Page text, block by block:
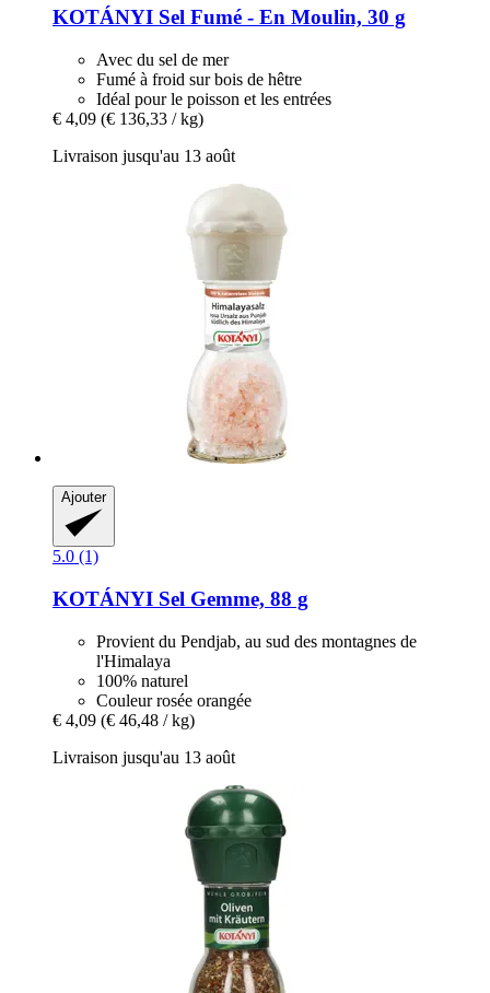
KOTÁNYI Sel Fumé -​ En Moulin, 30 g
Avec du sel de mer
Fumé à froid sur bois de hêtre
Idéal pour le poisson et les entrées
€ 4,09 (€ 136,33 / kg)
Livraison jusqu'au 13 août
Ajouter
5.0 (1)
KOTÁNYI Sel Gemme, 88 g
Provient du Pendjab, au sud des montagnes de
l'Himalaya
100% naturel
Couleur rosée orangée
€ 4,09 (€ 46,48 / kg)
Livraison jusqu'au 13 août